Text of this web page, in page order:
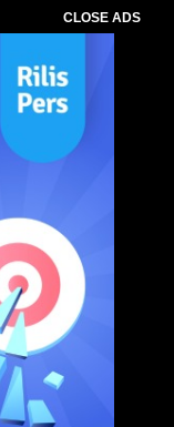
CLOSE ADS